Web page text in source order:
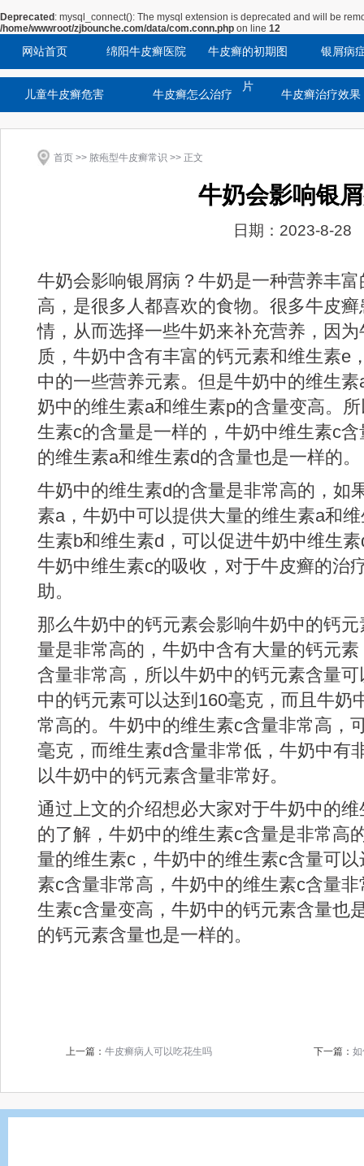
Deprecated : mysql_connect(): The mysql extension is deprecated and will be
/home/wwwroot/zjbounche.com/data/com.conn.php on line 12
网站首页 绵阳牛皮癣医院 牛皮癣的初期图
片
银屑病
儿童牛皮癣危害 牛皮癣怎么治疗 牛皮癣治疗效果
首页 >> 脓疱型牛皮癣常识 >> 正文
牛奶会影响银
日期：2023-8-28
牛奶会影响银屑病？牛奶是一种营养丰
高，是很多人都喜欢的食物。很多牛皮
情，从而选择一些牛奶来补充营养，因
质，牛奶中含有丰富的钙元素和维生素e
中的一些营养元素。但是牛奶中的维生
奶中的维生素a和维生素p的含量变高。
生素c的含量是一样的，牛奶中维生素c
的维生素a和维生素d的含量也是一样的。
牛奶中的维生素d的含量是非常高的，如
素a，牛奶中可以提供大量的维生素a和
生素b和维生素d，可以促进牛奶中维生
牛奶中维生素c的吸收，对于牛皮癣的治
助。
那么牛奶中的钙元素会影响牛奶中的钙
量是非常高的，牛奶中含有大量的钙元
含量非常高，所以牛奶中的钙元素含量
中的钙元素可以达到160毫克，而且牛奶
常高的。牛奶中的维生素c含量非常高，
毫克，而维生素d含量非常低，牛奶中有
以牛奶中的钙元素含量非常好。
通过上文的介绍想必大家对于牛奶中的
的了解，牛奶中的维生素c含量是非常高
量的维生素c，牛奶中的维生素c含量可
素c含量非常高，牛奶中的维生素c含量
生素c含量变高，牛奶中的钙元素含量也
的钙元素含量也是一样的。
上一篇： 牛皮癣病人可以吃花生吗 下一篇：